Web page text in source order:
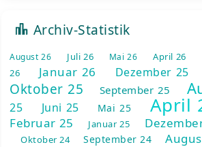
Archiv-Statistik
August 26 Juli 26 Mai 26 April 26
26
Januar 26 Dezember 25
Oktober 25 September 25
25
Juni 25 Mai 25 April
Februar 25 Januar 25
Oktober 24
September 24